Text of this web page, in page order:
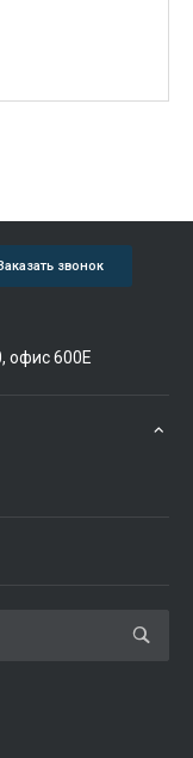
звонок
офис 600Е